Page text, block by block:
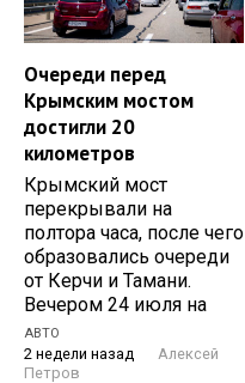
Очереди перед
Крымским мостом
достигли 20
километров
Крымский мост
перекрывали на
полтора часа, после чего
образовались очереди
от Керчи и Тамани.
Вечером 24 июля на
АВТО
2 недели назад
Алексей
Петров